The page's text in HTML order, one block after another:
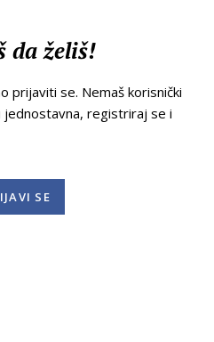
da želiš!
prijaviti se. Nemaš korisnički
jednostavna, registriraj se i
SE